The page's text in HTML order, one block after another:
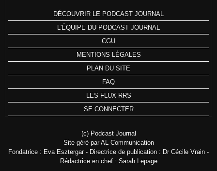
DÉCOUVRIR LE PODCAST JOURNAL
L'ÉQUIPE DU PODCAST JOURNAL
CGU
MENTIONS LÉGALES
PLAN DU SITE
FAQ
LES FLUX RRS
SE CONNECTER
(c) Podcast Journal
Site géré par AL Communication
Fondatrice : Eva Esztergar - Directrice de publication : Dr Cécile Vrain -
Rédactrice en chef : Sarah Lepage